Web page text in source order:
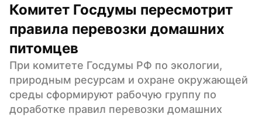
Комитет Госдумы пересмотрит
правила перевозки домашних
питомцев
При комитете Госдумы РФ по экологии,
природным ресурсам и охране окружающей
среды сформируют рабочую группу по
доработке правил перевозки домашних